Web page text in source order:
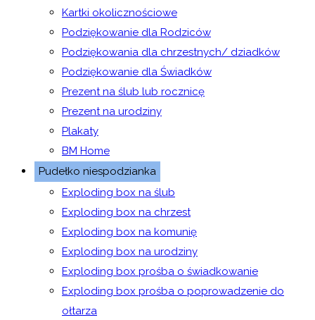
Kartki okolicznościowe
Podziękowanie dla Rodziców
Podziękowania dla chrzestnych/ dziadków
Podziękowanie dla Świadków
Prezent na ślub lub rocznicę
Prezent na urodziny
Plakaty
BM Home
Pudełko niespodzianka
Exploding box na ślub
Exploding box na chrzest
Exploding box na komunię
Exploding box na urodziny
Exploding box prośba o świadkowanie
Exploding box prośba o poprowadzenie do
ołtarza